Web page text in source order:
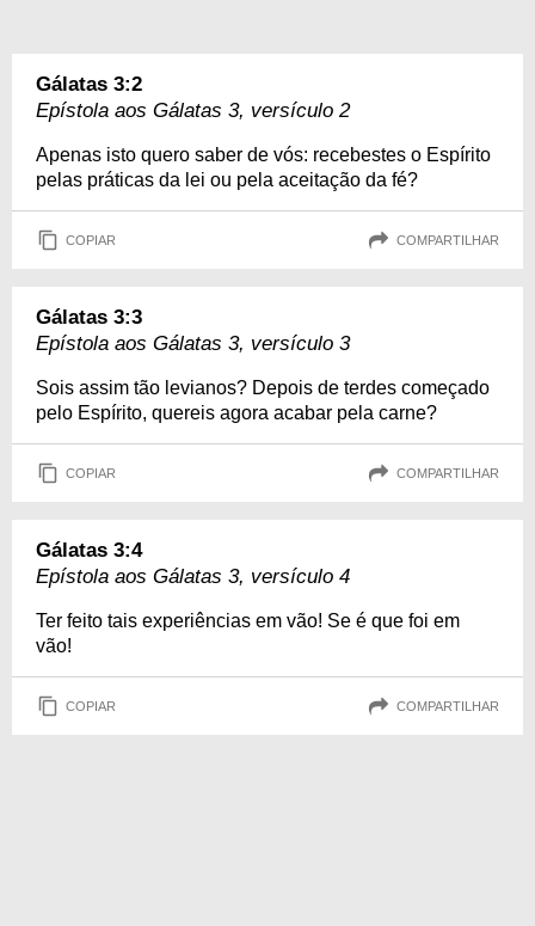
Gálatas 3:2
Epístola aos Gálatas 3, versículo 2
Apenas isto quero saber de vós: recebestes o Espírito
pelas práticas da lei ou pela aceitação da fé?
COPIAR COMPARTILHAR
Gálatas 3:3
Epístola aos Gálatas 3, versículo 3
Sois assim tão levianos? Depois de terdes começado
pelo Espírito, quereis agora acabar pela carne?
COPIAR COMPARTILHAR
Gálatas 3:4
Epístola aos Gálatas 3, versículo 4
Ter feito tais experiências em vão! Se é que foi em
vão!
COPIAR COMPARTILHAR